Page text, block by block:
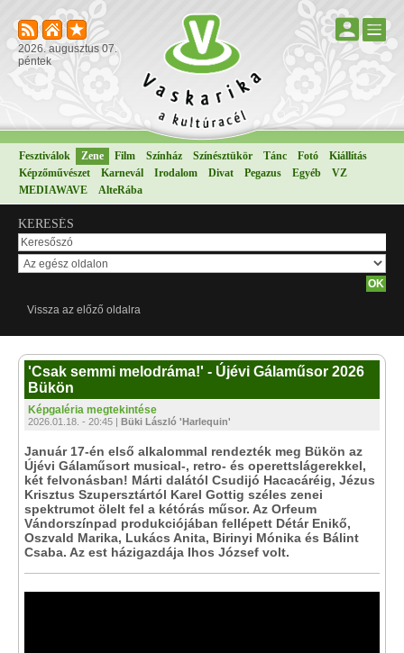
2026. augusztus 07.
péntek
Fesztiválok Zene Film Színház Színésztükör Tánc Fotó
Kiállítás
Képzőművészet
Karnevál Irodalom Divat Pegazus Egyéb
VZ
MEDIAWAVE
AlteRába
KERESÉS
Vissza az előző oldalra
'Csak semmi melodráma!' - Újévi Gálaműsor 2026
Bükön
Képgaléria megtekintése
2026.01.18. - 20:45 | Büki László 'Harlequin'
Január 17-én első alkalommal rendezték meg Bükön az
Újévi Gálaműsort musical-, retro- és operettslágerekkel,
két felvonásban! Márti dalától Csudijó Hacacáréig, Jézus
Krisztus Szupersztártól Karel Gottig széles zenei
spektrumot ölelt fel a kétórás műsor. Az Orfeum
Vándorszínpad produkciójában fellépett Détár Enikő,
Oszvald Marika, Lukács Anita, Birinyi Mónika és Bálint
Csaba. Az est házigazdája Ihos József volt.